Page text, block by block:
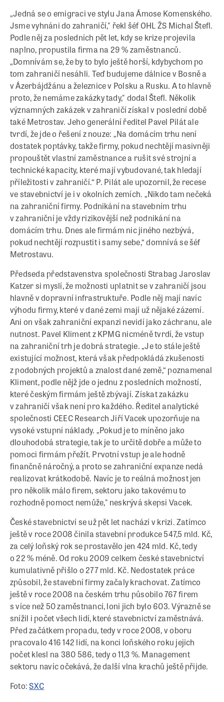
„Jedná se o emigraci ve stylu Jana Ámose Komenského.
Jsme vyhnáni do zahraničí," řekl šéf OHL ŽS Michal Štefl.
Podle něj za posledních pět let, kdy se krize projevila
naplno, propustila firma na 29 % zaměstnanců.
„Domnívám se, že by to bylo ještě horší, kdybychom po
tom zahraničí nesáhli. Teď budujeme dálnice v Bosně a
v Ázerbájdžánu a železnice v Polsku a Rusku. A to hlavně
proto, že nemáme zakázky tady," dodal Štefl. Několik
významných zakázek v zahraničí získal v poslední době
také Metrostav. Jeho generální ředitel Pavel Pilát ale
tvrdí, že jde o řešení z nouze: „Na domácím trhu není
dostatek poptávky, takže firmy, pokud nechtějí masivněji
propouštět vlastní zaměstnance a rušit své strojní a
technické kapacity, které mají vybudované, tak hledají
příležitosti v zahraničí.“ P. Pilát ale upozornil, že recese
ve stavebnictví je i v okolních zemích. „Nikdo tam nečeká
na zahraniční firmy. Podnikání na stavebním trhu
v zahraniční je vždy rizikovější než podnikání na
domácím trhu. Dnes ale firmám nic jiného nezbývá,
pokud nechtějí rozpustit i samy sebe,“ domnívá se šéf
Metrostavu.
Předseda představenstva společnosti Strabag Jaroslav
Katzer si myslí, že možnosti uplatnit se v zahraničí jsou
hlavně v dopravní infrastruktuře. Podle něj mají navíc
výhodu firmy, které v dané zemi mají už nějaké zázemí.
Ani on však zahraniční expanzi nevidí jako záchranu, ale
nutnost. Pavel Kliment z KPMG nicméně tvrdí, že vstup
na zahraniční trh je dobrá strategie. „Je to stále ještě
existující možnost, která však předpokládá zkušenosti
z podobných projektů a znalost dané země,“ poznamenal
Kliment, podle nějž jde o jednu z posledních možností,
které českým firmám ještě zbývají. Získat zakázku
v zahraničí však není pro každého. Ředitel analytické
společnosti CEEC Research Jiří Vacek upozorňuje na
vysoké vstupní náklady. „Pokud je to míněno jako
dlouhodobá strategie, tak je to určitě dobře a může to
pomoci firmám přežít. Prvotní vstup je ale hodně
finančně náročný, a proto se zahraniční expanze nedá
realizovat krátkodobě. Navíc je to reálná možnost jen
pro několik málo firem, sektoru jako takovému to
rozhodně pomoct nemůže," neskrývá skepsi Vacek.
České stavebnictví se už pět let nachází v krizi. Zatímco
ještě v roce 2008 činila stavební produkce 547,5 mld. Kč,
za celý loňský rok se prostavělo jen 424 mld. Kč, tedy
o 22 % méně. Od roku 2009 celkem české stavebnictví
kumulativně přišlo o 277 mld. Kč. Nedostatek práce
způsobil, že stavební firmy začaly krachovat. Zatímco
ještě v roce 2008 na českém trhu působilo 767 firem
s více než 50 zaměstnanci, loni jich bylo 603. Výrazně se
snížil i počet všech lidí, které stavebnictví zaměstnává.
Před začátkem propadu, tedy v roce 2008, v oboru
pracovalo 416 142 lidí, na konci loňského roku jejich
počet klesl na 380 586, tedy o 11,3 %. Management
sektoru navíc očekává, že další vlna krachů ještě přijde.
Foto:SXC